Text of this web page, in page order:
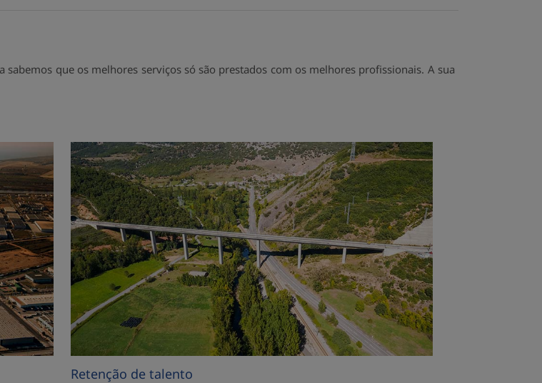
sabemos que os melhores serviços só são prestados com os melhores profissionais. A sua
Retenção de talento